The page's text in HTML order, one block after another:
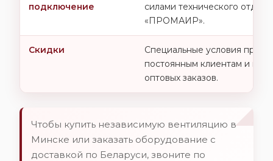
подключение
силами технического
«ПРОМАИР».
Скидки
Специальные условия
постоянным клиентам и
оптовых заказов.
Чтобы купить независимую вентиляцию в
Минске или заказать оборудование с
доставкой по Беларуси, звоните по